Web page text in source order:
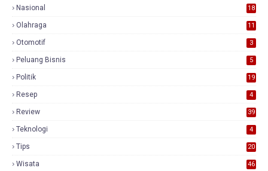
Nasional
18
Olahraga 11
Otomotif 3
Peluang Bisnis 5
Politik 19
Resep 4
Review
39
Teknologi 4
Tips 20
Wisata 46